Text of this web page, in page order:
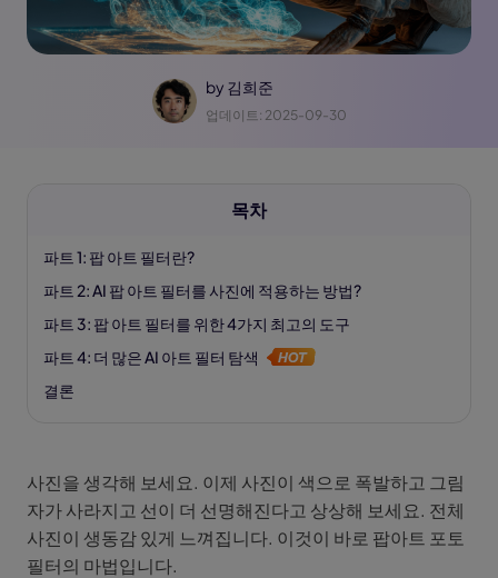
by 김희준
업데이트: 2025-09-30
목차
파트 1: 팝 아트 필터란?
파트 2: AI 팝 아트 필터를 사진에 적용하는 방법?
파트 3: 팝 아트 필터를 위한 4가지 최고의 도구
파트 4: 더 많은 AI 아트 필터 탐색
결론
사진을 생각해 보세요. 이제 사진이 색으로 폭발하고 그림
자가 사라지고 선이 더 선명해진다고 상상해 보세요. 전체
사진이 생동감 있게 느껴집니다. 이것이 바로 팝아트 포토
필터의 마법입니다.